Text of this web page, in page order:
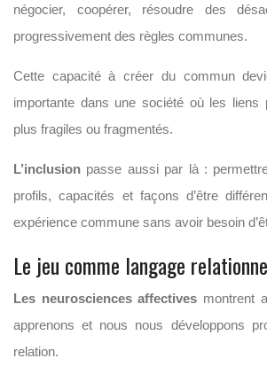
négocier, coopérer, résoudre des
progressivement des règles communes.
Cette capacité à créer du commun
importante dans une société où les liens
plus fragiles ou fragmentés.
L’inclusion passe aussi par là :
profils, capacités et façons d’être
expérience commune sans avoir besoin
Le jeu comme langage
Les neurosciences affectives montrent
apprenons et nous nous développons
relation.